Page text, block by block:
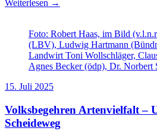
Weiterlesen →
Foto: Robert Haas, im Bild
(LBV), Ludwig Hartmann
Landwirt Toni Wollschläger,
Agnes Becker (ödp), Dr.
15. Juli 2025
Volksbegehren Artenvielfalt –
Scheideweg